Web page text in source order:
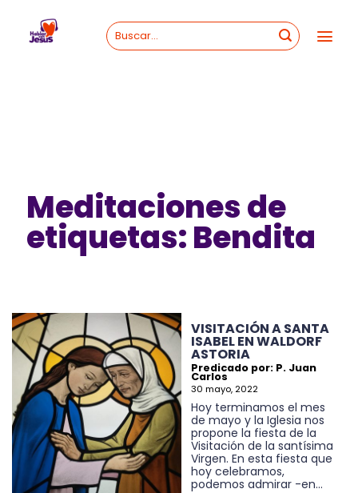
content
Meditaciones de
etiquetas: Bendita
VISITACIÓN A SANTA
ISABEL EN WALDORF
ASTORIA
Predicado por: P. Juan
Carlos
30 mayo, 2022
Hoy terminamos el mes
de mayo y la Iglesia nos
propone la fiesta de la
Visitación de la santísima
Virgen. En esta fiesta que
hoy celebramos,
podemos admirar -en...